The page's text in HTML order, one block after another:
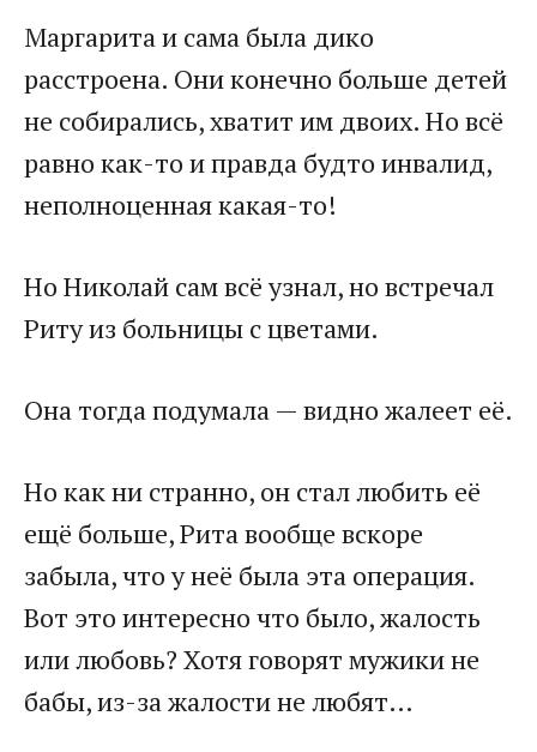
Маргарита и сама была дико
расстроена. Они конечно больше детей
не собирались, хватит им двоих. Но всё
равно как-то и правда будто инвалид,
неполноценная какая-то!
Но Николай сам всё узнал, но встречал
Риту из больницы с цветами.
Она тогда подумала — видно жалеет её.
Но как ни странно, он стал любить её
ещё больше, Рита вообще вскоре
забыла, что у неё была эта операция.
Вот это интересно что было, жалость
или любовь? Хотя говорят мужики не
бабы, из-за жалости не любят…